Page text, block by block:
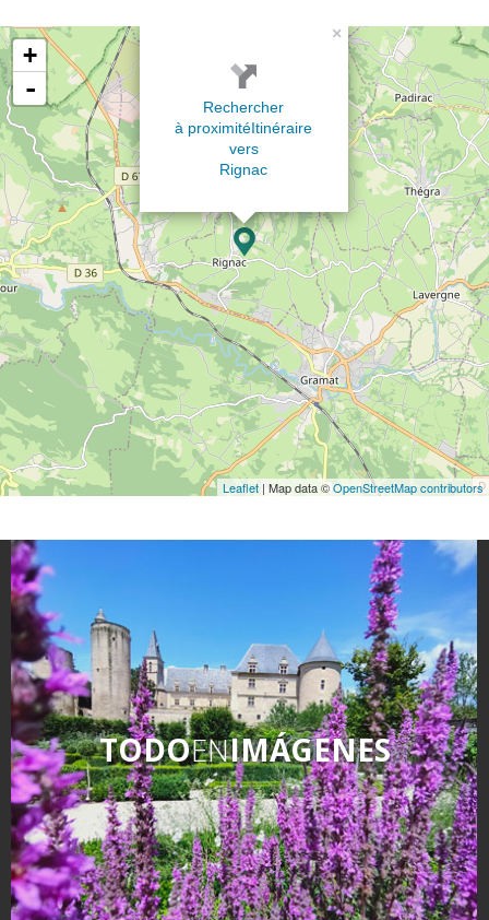
×
Rechercher
à proximitéItinéraire
vers
Rignac
+
-
Leaflet | Map data ©OpenStreetMap contributors
TODOENIMÁGENES